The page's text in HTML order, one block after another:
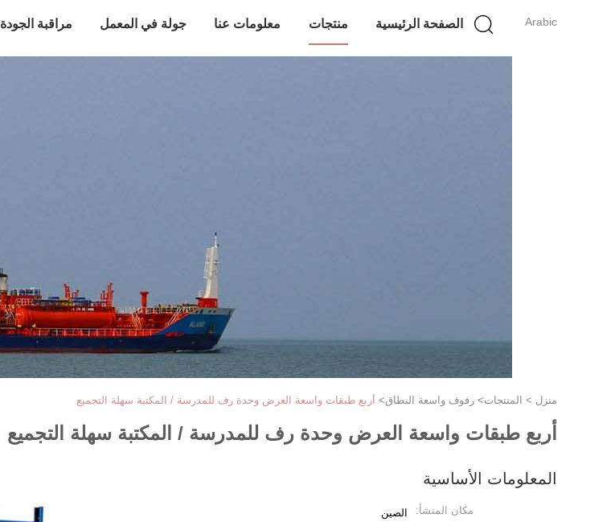
Arabic الصفحة الرئيسية منتجات معلومات عنا جولة في المعمل مراقبة الجودة
منزل > المنتجات> رفوف واسعة النطاق> أربع طبقات واسعة العرض وحدة رف للمدرسة / المكتبة سهلة التجميع
أربع طبقات واسعة العرض وحدة رف للمدرسة / المكتبة سهلة التجميع
المعلومات الأساسية
مكان المنشأ: الصين